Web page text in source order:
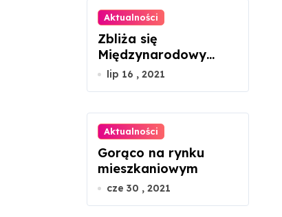
Aktualności
Zbliża się
Międzynarodowy
Dzień Szachów
lip 16 , 2021
Aktualności
Gorąco na rynku
mieszkaniowym
cze 30 , 2021